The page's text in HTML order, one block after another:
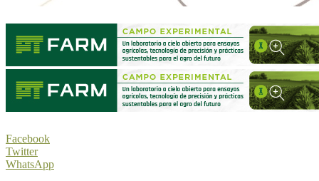
Facebook
Twitter
WhatsApp